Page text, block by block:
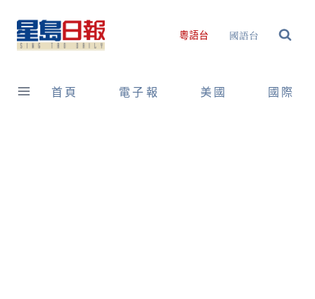
content
粵語台 國語台
首頁 電子報 美國 國際